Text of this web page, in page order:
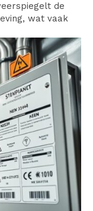
de
wat vaak